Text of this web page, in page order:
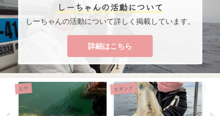
しーちゃんの活動について
しーちゃんの活動について詳しく掲載しています。
詳細はこちら
エサ エギング